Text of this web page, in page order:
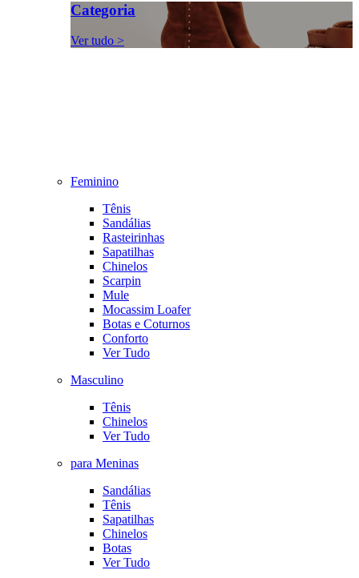
Categoria
Ver tudo >
Feminino
Tênis
Sandálias
Rasteirinhas
Sapatilhas
Chinelos
Scarpin
Mule
Mocassim Loafer
Botas e Coturnos
Conforto
Ver Tudo
Masculino
Tênis
Chinelos
Ver Tudo
para Meninas
Sandálias
Tênis
Sapatilhas
Chinelos
Botas
Ver Tudo